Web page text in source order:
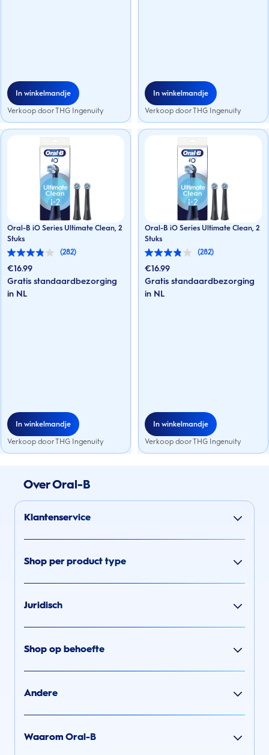
In winkelmandje
Verkoop door THG Ingenuity
In winkelmandje
Verkoop door THG Ingenuity
Oral-B iO Series Ultimate Clean, 2
Stuks
(282)
3.8
van
5
sterren.
€16.99
Gratis standaardbezorging
in NL
In winkelmandje
Verkoop door THG Ingenuity
Oral-B iO Series Ultimate Clean, 2
Stuks
(282)
3.8
van
5
sterren.
€16.99
Gratis standaardbezorging
in NL
In winkelmandje
Verkoop door THG Ingenuity
Over Oral-B
Klantenservice
Shop per product type
Juridisch
Shop op behoefte
Andere
Waarom Oral-B